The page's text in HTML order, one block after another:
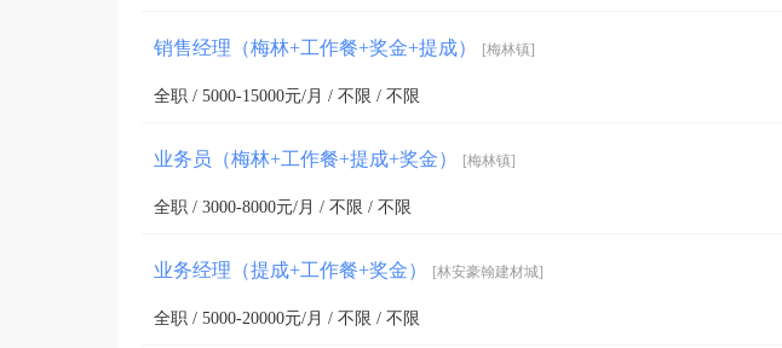
销售经理（梅林+工作餐+奖金+提成） [梅林镇]
全职 / 5000-15000元/月 / 不限 / 不限
业务员（梅林+工作餐+提成+奖金） [梅林镇]
全职 / 3000-8000元/月 / 不限 / 不限
业务经理（提成+工作餐+奖金） [林安豪翰建材城]
全职 / 5000-20000元/月 / 不限 / 不限